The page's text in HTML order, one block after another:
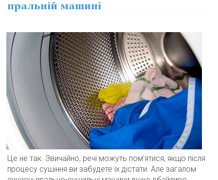
пральній машині
Це не так. Звичайно, речі можуть пом'ятися, якщо після
процесу сушіння ви забудете їх дістати. Але загалом